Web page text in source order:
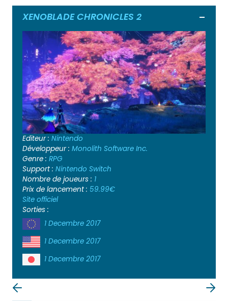
XENOBLADE CHRONICLES 2
Editeur : Nintendo
Développeur : Monolith Software Inc.
Genre : RPG
Support : Nintendo Switch
Nombre de joueurs : 1
Prix de lancement : 59.99€
Site officiel
Sorties :
1 Decembre 2017
1 Decembre 2017
1 Decembre 2017